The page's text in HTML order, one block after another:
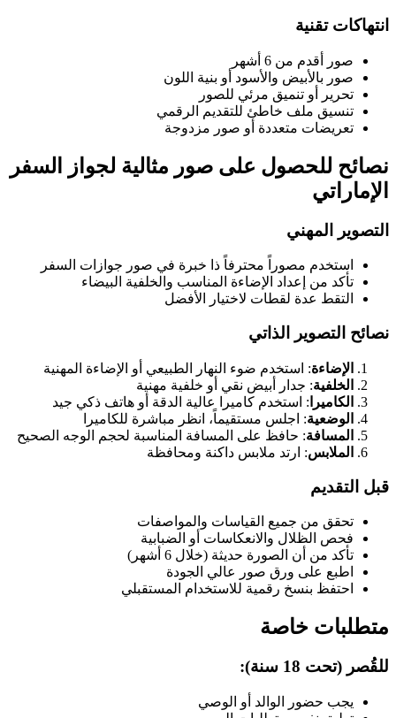
انتهاكات تقنية
صور أقدم من 6 أشهر
صور بالأبيض والأسود أو بنية اللون
تحرير أو تنميق مرئي للصور
تنسيق ملف خاطئ للتقديم الرقمي
تعريضات متعددة أو صور مزدوجة
نصائح للحصول على صور مثالية لجواز السفر
الإماراتي
التصوير المهني
استخدم مصوراً محترفاً ذا خبرة في صور جوازات السفر
تأكد من إعداد الإضاءة المناسب والخلفية البيضاء
التقط عدة لقطات لاختيار الأفضل
نصائح التصوير الذاتي
الإضاءة: استخدم ضوء النهار الطبيعي أو الإضاءة المهنية
الخلفية: جدار أبيض نقي أو خلفية مهنية
الكاميرا : استخدم كاميرا عالية الدقة أو هاتف ذكي جيد
الوضعية: اجلس مستقيماً، انظر مباشرة للكاميرا
المسافة: حافظ على المسافة المناسبة لحجم الوجه الصحيح
الملابس: ارتد ملابس داكنة ومحافظة
قبل التقديم
تحقق من جميع القياسات والمواصفات
فحص الظلال والانعكاسات أو الضبابية
تأكد من أن الصورة حديثة (خلال 6 أشهر)
اطبع على ورق صور عالي الجودة
احتفظ بنسخ رقمية للاستخدام المستقبلي
متطلبات خاصة
للقُصر (تحت 18 سنة):
يجب حضور الوالد أو الوصي